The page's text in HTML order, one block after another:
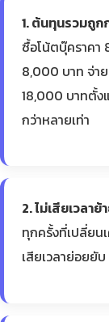
1. ต้นทุนรวมถูก
ซื้อโน้ตบุ๊คราคา
8,000 บาท จ่า
18,000 บาทตั้ง
กว่าหลายเท่า
2. ไม่เสียเวลา
ทุกครั้งที่เปลี่ยน
เสียเวลาย่อยยั